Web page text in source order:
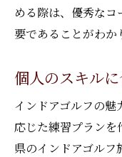
める際は、優秀な
要であることがわか
個人のスキル
インドアゴルフの
応じた練習プランを
県のインドアゴルフ